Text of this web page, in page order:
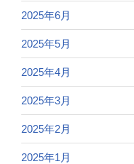
2025年6月
2025年5月
2025年4月
2025年3月
2025年2月
2025年1月